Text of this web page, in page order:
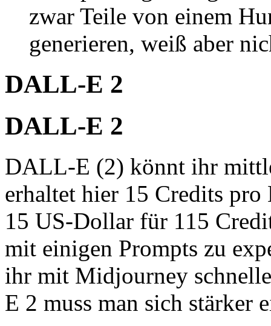
zwar Teile von einem
generieren, weiß aber
DALL-E 2
DALL-E 2
DALL-E (2) könnt ihr
erhaltet hier 15 Credits
15 US-Dollar für 115
mit einigen Prompts zu
ihr mit Midjourney
E 2 muss man sich stärker